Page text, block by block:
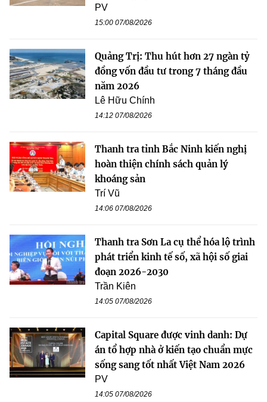
PV
15:00 07/08/2026
Quảng Trị: Thu hút hơn 27 ngàn tỷ
đồng vốn đầu tư trong 7 tháng đầu
năm 2026
Lê Hữu Chính
14:12 07/08/2026
Thanh tra tỉnh Bắc Ninh kiến nghị
hoàn thiện chính sách quản lý
khoáng sản
Trí Vũ
14:06 07/08/2026
Thanh tra Sơn La cụ thể hóa lộ trình
phát triển kinh tế số, xã hội số giai
đoạn 2026-2030
Trần Kiên
14:05 07/08/2026
Capital Square được vinh danh: Dự
án tổ hợp nhà ở kiến tạo chuẩn mực
sống sang tốt nhất Việt Nam 2026
PV
14:05 07/08/2026